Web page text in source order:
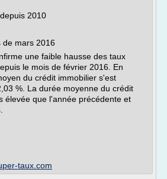
2010
de mars 2016
une faible hausse des taux
le mois de février 2016. En
du crédit immobilier s'est
%. La durée moyenne du crédit
élevée que l'année précédente et
taux.com